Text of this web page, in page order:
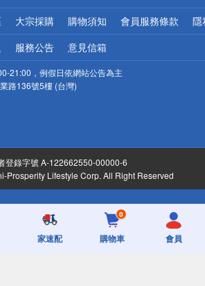
大宗採購 購物須知 會員服務條款 隱
服務公告 意見信箱
21:00，例假日依網站公告為主
路136號5樓 (台灣)
登錄字號 A-122662550-00000-6
Prosperity Lifestyle Corp. All Right Reserved
家速配
0
購物車 會員